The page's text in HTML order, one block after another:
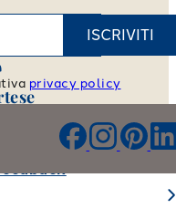
locator
e il nostro servizio
ISCRIVITI
privacy policy